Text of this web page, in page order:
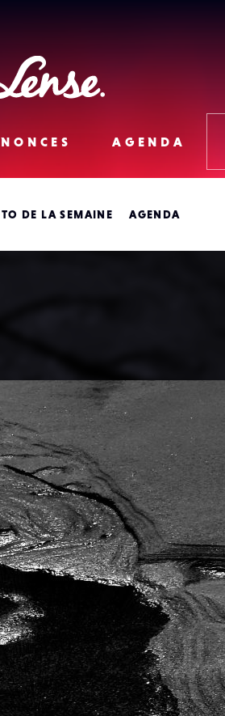
Lense
AGENDA
DE LA SEMAINE AGENDA